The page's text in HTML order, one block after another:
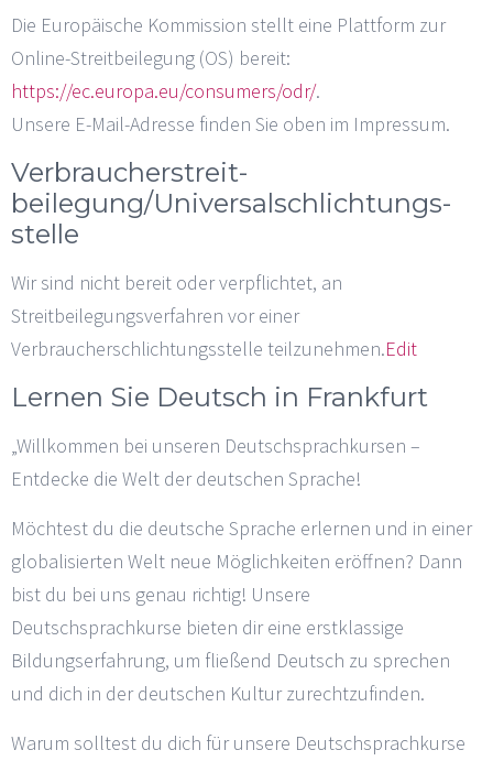
Die Europäische Kommission stellt eine Plattform zur
Online-Streitbeilegung (OS) bereit:
https://ec.europa.eu/consumers/odr/.
Unsere E-Mail-Adresse finden Sie oben im Impressum.
Verbraucher­streit­
beilegung/Universal­schlichtungs­
stelle
Wir sind nicht bereit oder verpflichtet, an
Streitbeilegungsverfahren vor einer
Verbraucherschlichtungsstelle teilzunehmen.Edit
Lernen Sie Deutsch in Frankfurt
„Willkommen bei unseren Deutschsprachkursen –
Entdecke die Welt der deutschen Sprache!
Möchtest du die deutsche Sprache erlernen und in einer
globalisierten Welt neue Möglichkeiten eröffnen? Dann
bist du bei uns genau richtig! Unsere
Deutschsprachkurse bieten dir eine erstklassige
Bildungserfahrung, um fließend Deutsch zu sprechen
und dich in der deutschen Kultur zurechtzufinden.
Warum solltest du dich für unsere Deutschsprachkurse